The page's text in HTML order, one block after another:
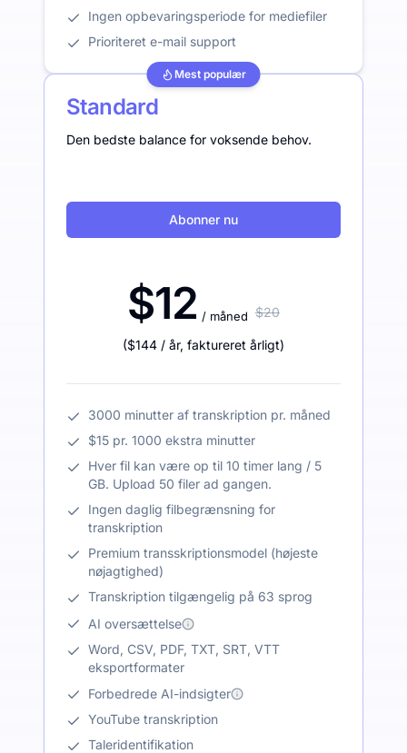
Ingen opbevaringsperiode for mediefiler
Prioriteret e-mail support
Mest populær
Standard
Den bedste balance for voksende behov.
Abonner nu
$12 / måned $20
($144 / år, faktureret årligt)
3000 minutter af transkription pr. måned
$15 pr. 1000 ekstra minutter
Hver fil kan være op til 10 timer lang / 5
GB. Upload 50 filer ad gangen.
Ingen daglig filbegrænsning for
transkription
Premium transskriptionsmodel (højeste
nøjagtighed)
Transkription tilgængelig på 63 sprog
AI oversættelse
Word, CSV, PDF, TXT, SRT, VTT
eksportformater
Forbedrede AI-indsigter
YouTube transkription
Taleridentifikation